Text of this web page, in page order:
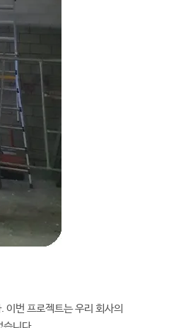
번 프로젝트는 우리 회사의